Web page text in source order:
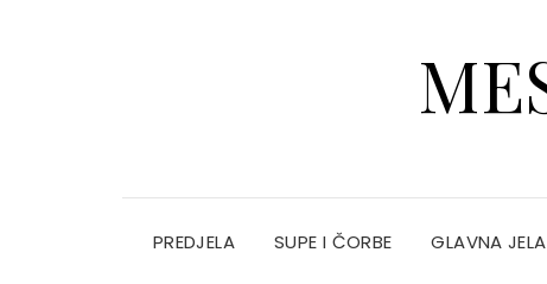
PREDJELA SUPE I ČORBE GLAVNA JELA